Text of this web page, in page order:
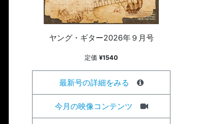
ヤング・ギター2026年９月号
定価 ¥1540
最新号の詳細をみる
今月の映像コンテンツ